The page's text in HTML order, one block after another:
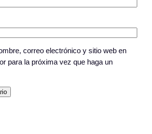
correo electrónico y sitio web en
para la próxima vez que haga un